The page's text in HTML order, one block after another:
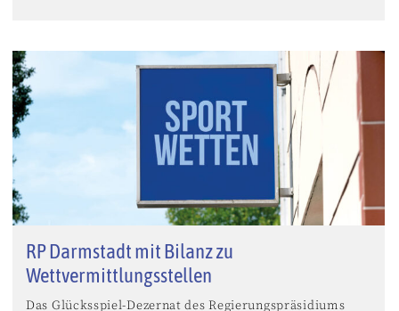
RP Darmstadt mit Bilanz zu
Wettvermittlungsstellen
Das Glücksspiel-Dezernat des Regierungspräsidiums